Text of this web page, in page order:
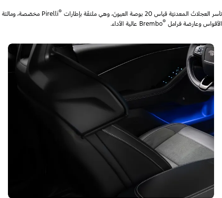
تأسر العجلاتُ المعدنيّة قياس 20 بوصة العيونَ، وهي ملتفّة بإطارات ®
Pirelli مخصّصة، ومالئة
الأقواس وعارضة فرامل ®Brembo عالية الأداء.